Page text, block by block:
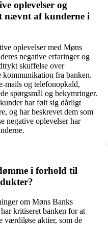
oplevelser og
nævnt af kunderne i
oplevelser med Møns
negative erfaringer og
skuffelse over
kommunikation fra banken.
mails og telefonopkald,
spørgsmål og bekymringer.
har følt sig dårligt
og har beskrevet dem som
negative oplevelser har
i forhold til
om Møns Banks
kritiseret banken for at
værdiløse aktier, som de